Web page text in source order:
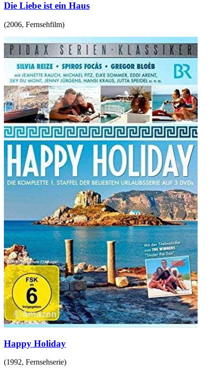
Die Liebe ist ein Haus
(2006, Fernsehfilm)
Happy Holiday
(1992, Fernsehserie)